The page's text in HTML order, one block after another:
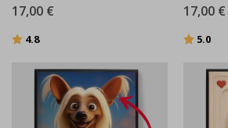
17,00 €
Bewertung:
4.8von 5 Sternen
17,00 €
5.0